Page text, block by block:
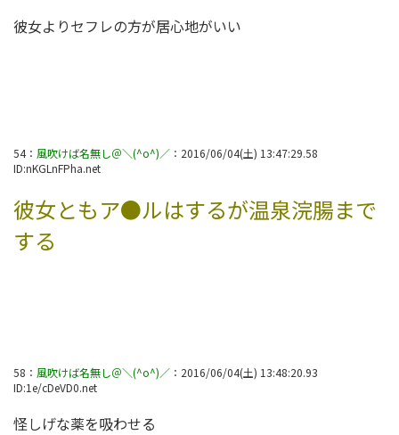
彼女よりセフレの方が居心地がいい
54： 風吹けば名無し＠＼(^o^)／ ： 2016/06/04(土) 13:47:29.58
ID:nKGLnFPha.net
彼女ともア●ルはするが温泉浣腸まで
する
58 ： 風吹けば名無し＠＼(^o^)／ ： 2016/06/04(土) 13:48:20.93
ID:1e/cDeVD0.net
怪しげな薬を吸わせる